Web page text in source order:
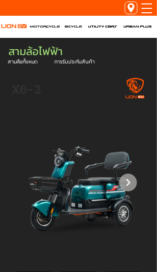
Motorcycle Bicycle Utility Cart URBAN PLUS
สามล้อไฟฟ้า
สามล้อทั้งหมด การรับประกันสินค้า